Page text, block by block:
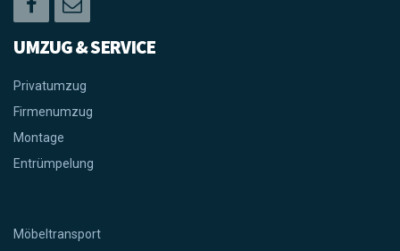
UMZUG & SERVICE
Privatumzug
Firmenumzug
Montage
Entrümpelung
Möbeltransport